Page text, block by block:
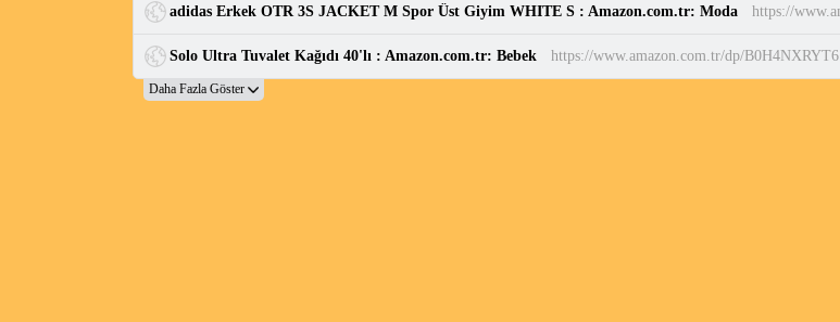
adidas Erkek OTR 3S JACKET M Spor Üst Giyim WHITE S : Amazon.com.tr: Moda
Solo Ultra Tuvalet Kağıdı 40'lı : Amazon.com.tr: Bebek https://www.amazon.com.tr/dp/B0H4NXRYT6